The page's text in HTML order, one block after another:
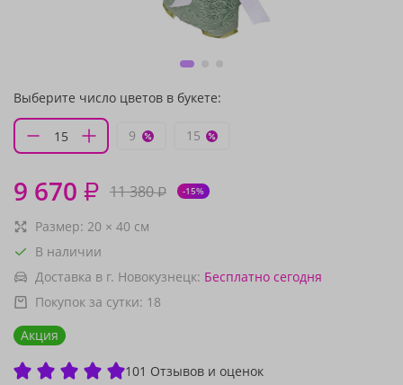
Выберите число цветов в букете:
9 15
9 670 ₽ 11 380₽ -15%
Размер: 20 × 40 см
В наличии
Доставка в г. Новокузнецк: Бесплатно сегодня
Покупок за сутки: 18
Акция
101 Отзывов и оценок